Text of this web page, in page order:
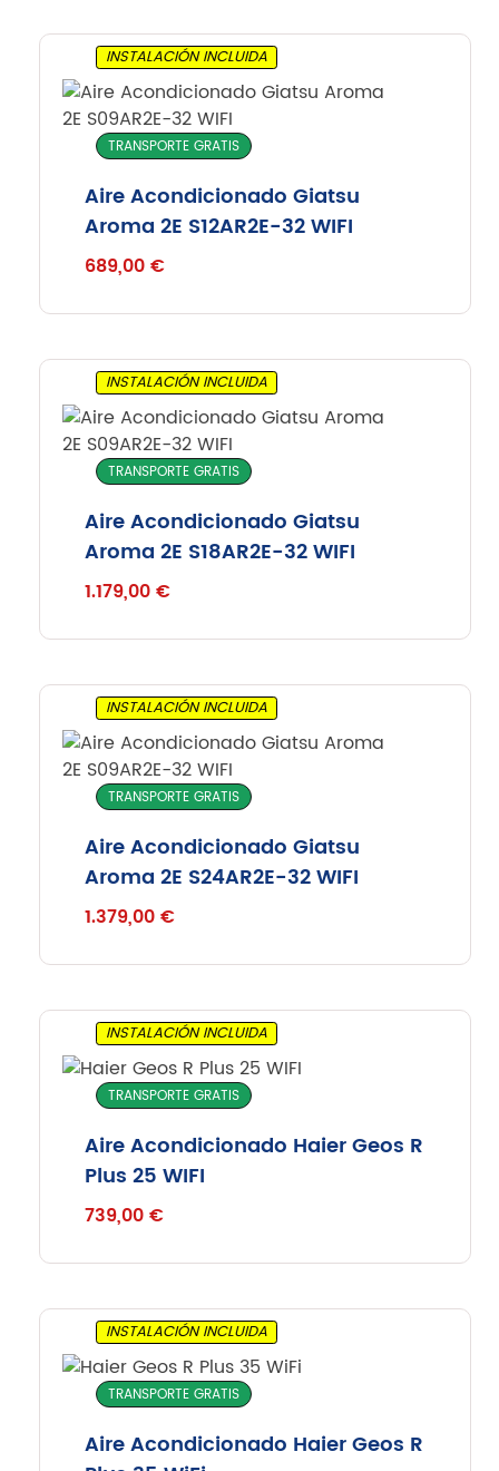
INSTALACIÓN INCLUIDA
TRANSPORTE GRATIS
Aire Acondicionado Giatsu
Aroma 2E S12AR2E-32 WIFI
689,00€
INSTALACIÓN INCLUIDA
TRANSPORTE GRATIS
Aire Acondicionado Giatsu
Aroma 2E S18AR2E-32 WIFI
1.179,00€
INSTALACIÓN INCLUIDA
TRANSPORTE GRATIS
Aire Acondicionado Giatsu
Aroma 2E S24AR2E-32 WIFI
1.379,00€
INSTALACIÓN INCLUIDA
TRANSPORTE GRATIS
Aire Acondicionado Haier Geos R
Plus 25 WIFI
739,00€
INSTALACIÓN INCLUIDA
TRANSPORTE GRATIS
Aire Acondicionado Haier Geos R